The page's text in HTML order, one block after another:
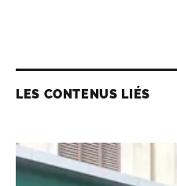
LES CONTENUS LIÉS